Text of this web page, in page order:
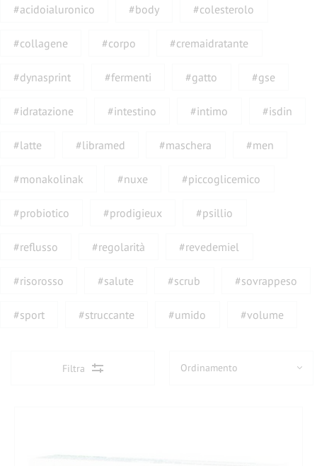
#acidoialuronico #body #colesterolo
#collagene #corpo #cremaidratante
#dynasprint #fermenti #gatto #gse
#idratazione #intestino #intimo #isdin
#latte #libramed #maschera #men
#monakolinak #nuxe #piccoglicemico
#probiotico #prodigieux #psillio
#reflusso #regolarità #revedemiel
#risorosso #salute #scrub #sovrappeso
#sport #struccante #umido #volume
Filtra